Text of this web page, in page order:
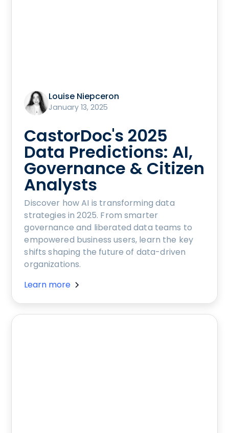
Louise Niepceron
January 13, 2025
CastorDoc's 2025
Data Predictions: AI,
Governance & Citizen
Analysts
Discover how AI is transforming data
strategies in 2025. From smarter
governance and liberated data teams to
empowered business users, learn the key
shifts shaping the future of data-driven
organizations.
Learn more